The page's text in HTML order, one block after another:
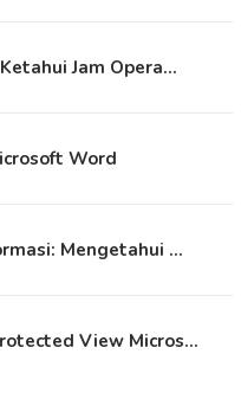
Jam Opera…
Word
Mengetahui …
View Micros…